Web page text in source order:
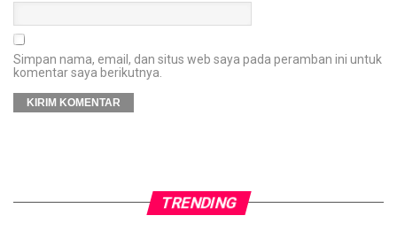
Simpan nama, email, dan situs web saya pada peramban ini untuk
komentar saya berikutnya.
TRENDING